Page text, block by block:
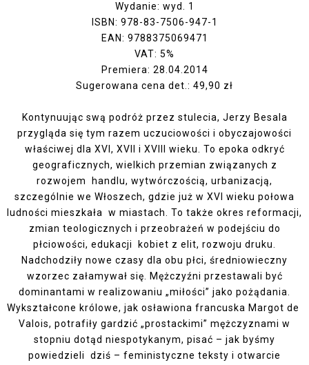
Wydanie: wyd. 1
ISBN: 978-83-7506-947-1
EAN: 9788375069471
VAT: 5%
Premiera: 28.04.2014
Sugerowana cena det.: 49,90 zł
Kontynuując swą podróż przez stulecia, Jerzy Besala
przygląda się tym razem uczuciowości i obyczajowości
właściwej dla XVI, XVII i XVIII wieku. To epoka odkryć
geograficznych, wielkich przemian związanych z
rozwojem handlu, wytwórczością, urbanizacją,
szczególnie we Włoszech, gdzie już w XVI wieku połowa
ludności mieszkała w miastach. To także okres reformacji,
zmian teologicznych i przeobrażeń w podejściu do
płciowości, edukacji kobiet z elit, rozwoju druku.
Nadchodziły nowe czasy dla obu płci, średniowieczny
wzorzec załamywał się. Mężczyźni przestawali być
dominantami w realizowaniu „miłości” jako pożądania.
Wykształcone królowe, jak osławiona francuska Margot de
Valois, potrafiły gardzić „prostackimi” mężczyznami w
stopniu dotąd niespotykanym, pisać – jak byśmy
powiedzieli dziś – feministyczne teksty i otwarcie